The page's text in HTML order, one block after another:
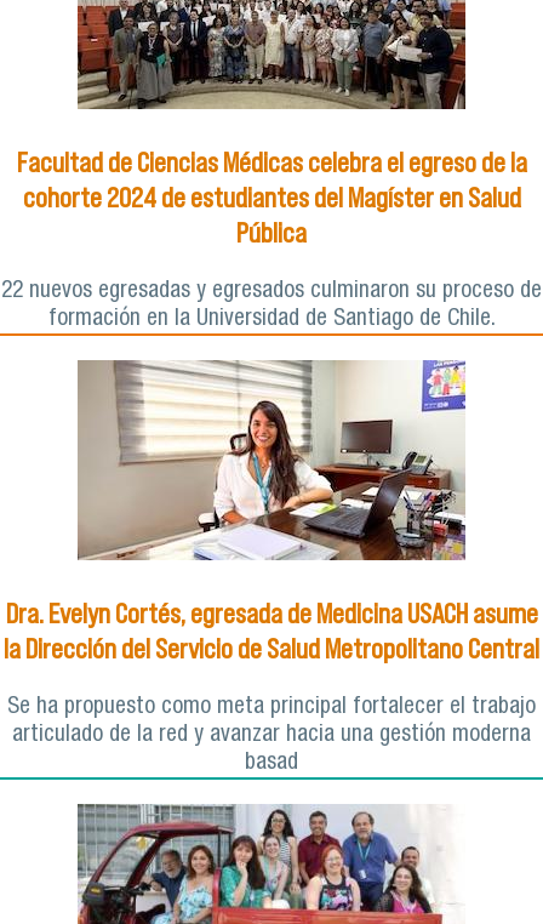
Facultad de Ciencias Médicas celebra el egreso de la
cohorte 2024 de estudiantes del Magíster en Salud
Pública
22 nuevos egresadas y egresados culminaron su proceso de
formación en la Universidad de Santiago de Chile.
Dra. Evelyn Cortés, egresada de Medicina USACH asume
la Dirección del Servicio de Salud Metropolitano Central
Se ha propuesto como meta principal fortalecer el trabajo
articulado de la red y avanzar hacia una gestión moderna
basad